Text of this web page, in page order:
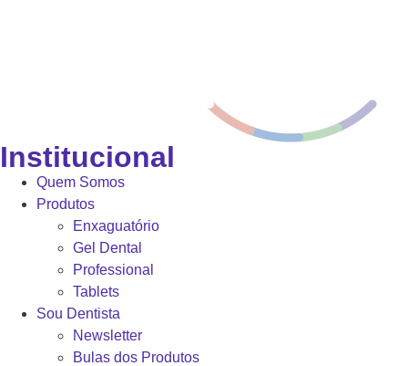
Institucional
Quem Somos
Produtos
Enxaguatório
Gel Dental
Professional
Tablets
Sou Dentista
Newsletter
Bulas dos Produtos